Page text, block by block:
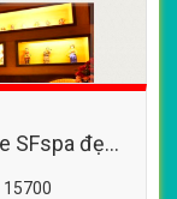
SFspa đẹp,
15700